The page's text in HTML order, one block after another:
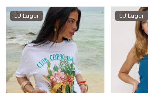
EU-Lager EU-Lager